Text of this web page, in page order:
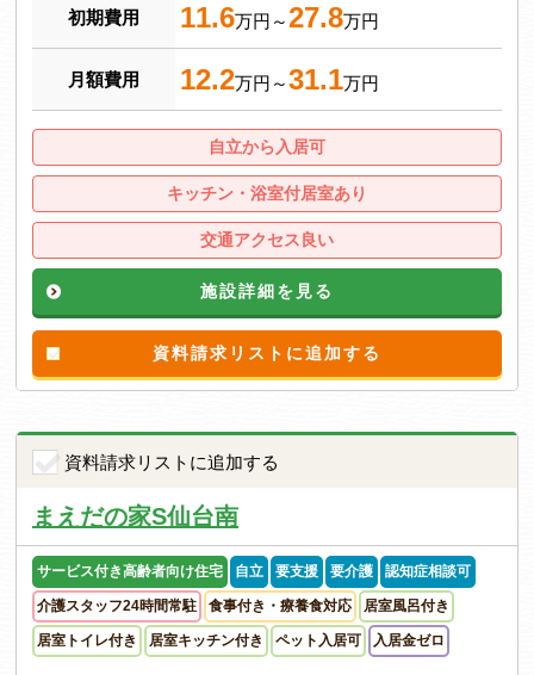
初期費用 11.6万円～27.8万円
月額費用 12.2万円～31.1万円
自立から入居可
キッチン・浴室付居室あり
交通アクセス良い
施設詳細を見る
資料請求リストに追加する
資料請求リストに追加する
まえだの家S仙台南
サービス付き高齢者向け住宅 自立 要支援 要介護 認知症相談可
介護スタッフ24時間常駐 食事付き・療養食対応 居室風呂付き
居室トイレ付き 居室キッチン付き ペット入居可 入居金ゼロ